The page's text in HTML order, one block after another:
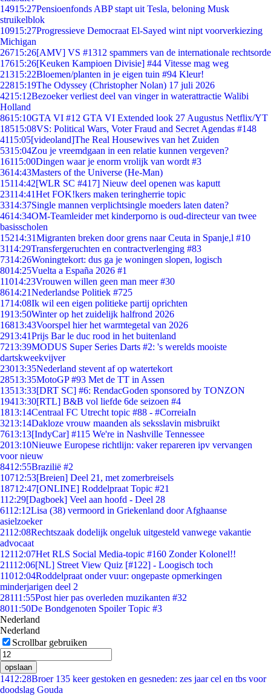
14915:27Pensioenfonds ABP stapt uit Tesla, beloning Musk
struikelblok
10915:27Progressieve Democraat El-Sayed wint nipt voorverkiezing
Michigan
26715:26[AMV] VS #1312 spammers van de internationale rechtsorde
17615:26[Keuken Kampioen Divisie] #44 Vitesse mag weg
21315:22Bloemen/planten in je eigen tuin #94 Kleur!
22815:19The Odyssey (Christopher Nolan) 17 juli 2026
4215:12Bezoeker verliest deel van vinger in waterattractie Walibi
Holland
8615:10GTA VI #12 GTA VI Extended look 27 Augustus Netflix/YT
18515:08VS: Political Wars, Voter Fraud and Secret Agendas #148
4115:05[videoland]The Real Housewives van het Zuiden
5315:04Zou je vreemdgaan in een relatie kunnen vergeven?
16115:00Dingen waar je enorm vrolijk van wordt #3
3614:43Masters of the Universe (He-Man)
15114:42[WLR SC #417] Nieuw deel openen was kaputt
23114:41Het FOK!kers maken teringherrie topic
3314:37Single mannen verplichtsingle moeders laten daten?
4614:34OM-Teamleider met kinderporno is oud-directeur van twee
basisscholen
15214:31Migranten breken door grens naar Ceuta in Spanje,l #10
3114:29Transfergeruchten en contractverlenging #83
7314:26Woningtekort: dus ga je woningen slopen, logisch
8014:25Vuelta a España 2026 #1
11014:23Vrouwen willen geen man meer #30
8614:21Nederlandse Politiek #725
1714:08Ik wil een eigen politieke partij oprichten
1913:50Winter op het zuidelijk halfrond 2026
16813:43Voorspel hier het warmtegetal van 2026
2913:41Prijs Bar le duc rood in het buitenland
7213:39MODUS Super Series Darts #2: 's werelds mooiste
dartskweekvijver
23013:35Nederland stevent af op watertekort
28513:35MotoGP #93 Met de TT in Assen
13513:33[DRT SC] #6: RendacGoden sponsored by TONZON
19413:30[RTL] B&B vol liefde 6de seizoen #4
1813:14Centraal FC Utrecht topic #88 - #CorreiaIn
3213:14Dakloze vrouw maanden als seksslavin misbruikt
7613:13[IndyCar] #115 We're in Nashville Tennessee
2013:10Nieuwe Europese richtlijn: vaker repareren ipv vervangen
voor nieuw
8412:55Brazilië #2
10712:53[Breien] Deel 21, met zomerbreisels
18712:47[ONLINE] Roddelpraat Topic #21
112:29[Dagboek] Veel aan hoofd - Deel 28
6112:12Lisa (38) vermoord in Griekenland door Afghaanse
asielzoeker
2112:08Rechtszaak dodelijk ongeluk uitgesteld vanwege vakantie
advocaat
12112:07Het RLS Social Media-topic #160 Zonder Kolonel!!
21112:06[NL] Street View Quiz [#122] - Loogisch toch
11012:04Roddelpraat onder vuur: ongepaste opmerkingen
minderjarigen deel 2
28111:55Post hier pas overleden muzikanten #32
8011:50De Bondgenoten Spoiler Topic #3
Nederland
Nederland
Scrollbar gebruiken
opslaan
1412:28Broer 135 keer gestoken en gesneden: zes jaar cel en tbs voor
doodslag Gouda